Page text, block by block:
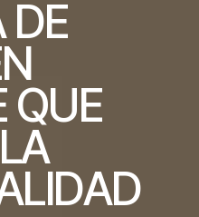
DE
N
QUE
LA
LIDAD